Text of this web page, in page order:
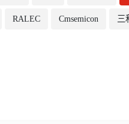
RALEC Cmsemicon 三